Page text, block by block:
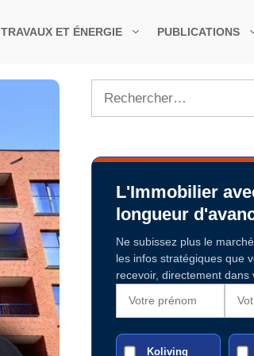
TRAVAUX ET ÉNERGIE PUBLICATIONS
L'Immobilier
longueur
Ne subissez plus le
les infos stratégiques que
recevoir, directement dans
Koliving